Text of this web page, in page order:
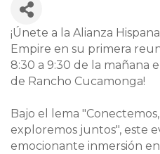
¡Únete a la Alianza
Empire en su primera
8:30 a 9:30 de la mañana
de Rancho Cucamonga!
Bajo el lema
exploremos juntos", este
emocionante inmersión